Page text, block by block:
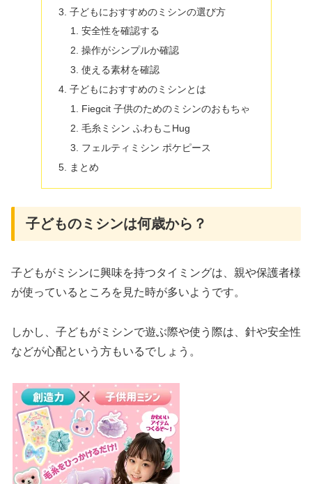
子どもにおすすめのミシンの選び方
安全性を確認する
操作がシンプルか確認
使える素材を確認
子どもにおすすめのミシンとは
Fiegcit 子供のためのミシンのおもちゃ
毛糸ミシン ふわもこHug
フェルティミシン ポケピース
まとめ
子どものミシンは何歳から？
子どもがミシンに興味を持つタイミングは、親や保護者様
が使っているところを見た時が多いようです。
しかし、子どもがミシンで遊ぶ際や使う際は、針や安全性
などが心配という方もいるでしょう。